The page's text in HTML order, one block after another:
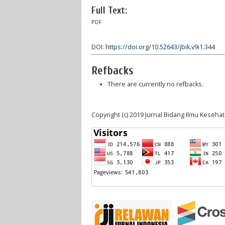
Full Text:
PDF
DOI: https://doi.org/10.52643/jbik.v9i1.344
Refbacks
There are currently no refbacks.
Copyright (c) 2019 Jurnal Bidang Ilmu